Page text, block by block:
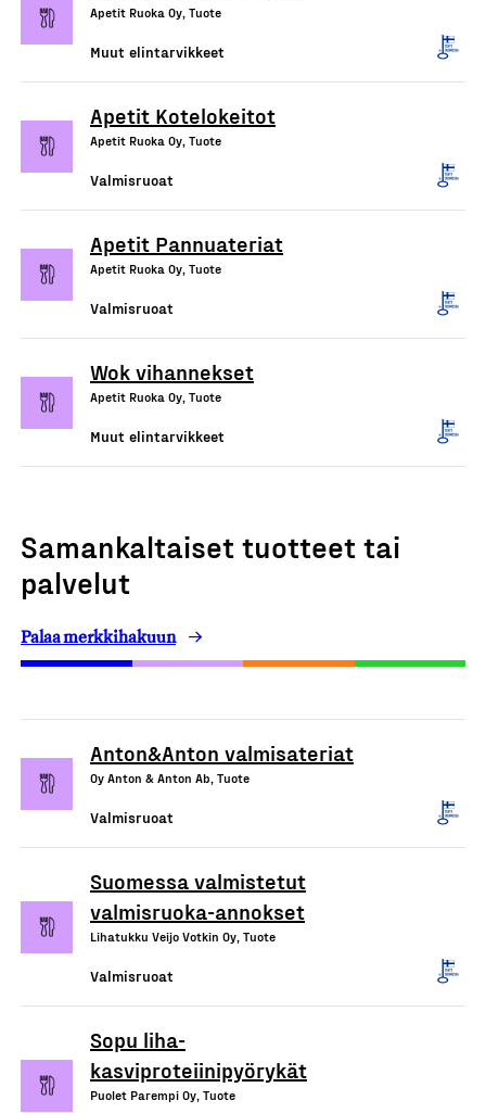
Apetit Ruoka Oy, Tuote
Muut elintarvikkeet
Apetit Kotelokeitot
Apetit Ruoka Oy, Tuote
Valmisruoat
Apetit Pannuateriat
Apetit Ruoka Oy, Tuote
Valmisruoat
Wok vihannekset
Apetit Ruoka Oy, Tuote
Muut elintarvikkeet
Samankaltaiset tuotteet tai
palvelut
Palaa merkkihakuun
Anton&Anton valmisateriat
Oy Anton & Anton Ab, Tuote
Valmisruoat
Suomessa valmistetut
valmisruoka-annokset
Lihatukku Veijo Votkin Oy, Tuote
Valmisruoat
Sopu liha-
kasviproteiinipyörykät
Puolet Parempi Oy, Tuote